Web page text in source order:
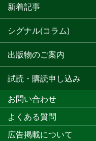
新着記事
シグナル(コラム)
出版物のご案内
試読・購読申し込み
お問い合わせ
よくある質問
広告掲載について